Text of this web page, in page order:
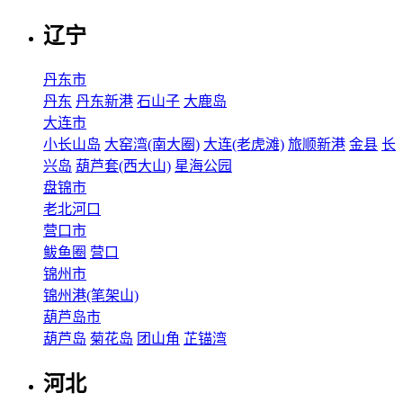
辽宁
丹东市
丹东 丹东新港 石山子 大鹿岛
大连市
小长山岛 大窑湾(南大圈) 大连(老虎滩) 旅顺新港 金县 长
兴岛 葫芦套(西大山) 星海公园
盘锦市
老北河口
营口市
鲅鱼圈 营口
锦州市
锦州港(笔架山)
葫芦岛市
葫芦岛 菊花岛 团山角 芷锚湾
河北